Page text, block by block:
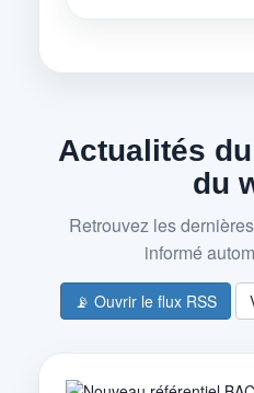
Actualités
du
Retrouvez les
informé
📡 Ouvrir le flux RSS